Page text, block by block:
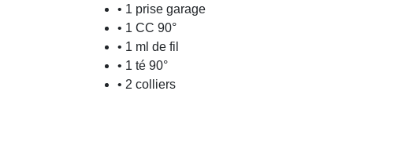
• 1 prise garage
• 1 CC 90°
• 1 ml de fil
• 1 té 90°
• 2 colliers